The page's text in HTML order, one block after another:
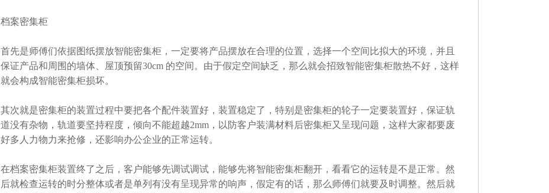
档案密集柜
首先是师傅们依据图纸摆放智能密集柜，一定要将产品摆放在合理的位置，选择一个空间比拟大的环境，并且
保证产品和周围的墙体、屋顶预留30cm 的空间。由于假定空间缺乏，那么就会招致智能密集柜散热不好，这样
就会构成智能密集柜损坏。
其次就是密集柜的装置过程中要把各个配件装置好，装置稳定了，特别是密集柜的轮子一定要装置好，保证轨
道没有杂物，轨道要坚持程度，倾向不能超越2mm，以防客户装满材料后密集柜又呈现问题，这样大家都要废
好多人力物力来抢修，还影响办公企业的正常运转。
在档案密集柜装置终了之后，客户能够先调试调试，能够先将智能密集柜翻开，看看它的运转是不是正常。然
后就检查运转的时分整体或者是单列有没有呈现异常的响声，假定有的话，那么师傅们就要及时调整。然后就